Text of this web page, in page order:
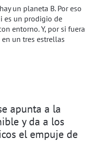
un planeta B. Por eso
es un prodigio de
entorno. Y, por si fuera
un tres estrellas
apunta a la
y da a los
el empuje de